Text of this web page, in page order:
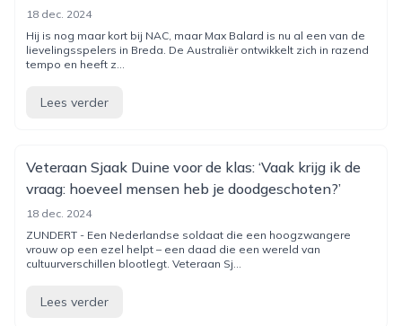
18 dec. 2024
Hij is nog maar kort bij NAC, maar Max Balard is nu al een van de
lievelingsspelers in Breda. De Australiër ontwikkelt zich in razend
tempo en heeft z...
Lees verder
Veteraan Sjaak Duine voor de klas: ‘Vaak krijg ik de
vraag: hoeveel mensen heb je doodgeschoten?’
18 dec. 2024
ZUNDERT - Een Nederlandse soldaat die een hoogzwangere
vrouw op een ezel helpt – een daad die een wereld van
cultuurverschillen blootlegt. Veteraan Sj...
Lees verder